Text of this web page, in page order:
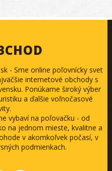
- Sme online poľovnícky svet
internetové obchody s
Ponúkame široký výber
a ďalšie voľnočasové
vybaví na poľovačku - od
na jednom mieste, kvalitne a
v akomkoľvek počasí, v
podmienkach.